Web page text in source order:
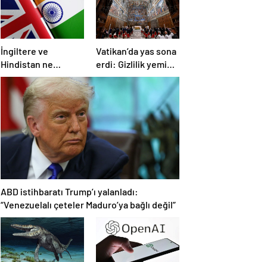
İngiltere ve
Hindistan ne
üzerine anlaştı?
Vatikan’da yas sona
erdi: Gizlilik yemini
edildi, seçim
başlıyor
ABD istihbaratı Trump’ı yalanladı:
“Venezuelalı çeteler Maduro’ya bağlı değil”